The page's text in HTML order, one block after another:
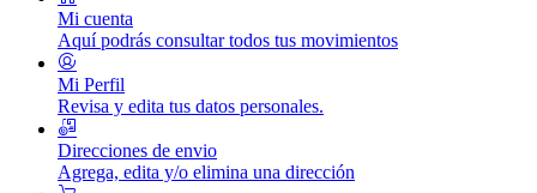
Mi cuenta
Aquí podrás consultar todos tus movimientos
Mi Perfil
Revisa y edita tus datos personales.
Direcciones de envio
Agrega, edita y/o elimina una dirección